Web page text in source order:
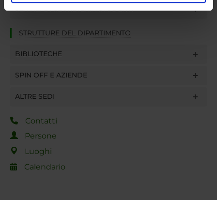
analizzare il nostro traffico. Condividiamo inoltre
pubblicità e social media, i quali potrebbero combinarle
SERVIZI DI SEGRETERIA STUDENTI
STRUTTURE DEL DIPARTIMENTO
BIBLIOTECHE
SPIN OFF E AZIENDE
ALTRE SEDI
Contatti
Persone
Luoghi
Calendario